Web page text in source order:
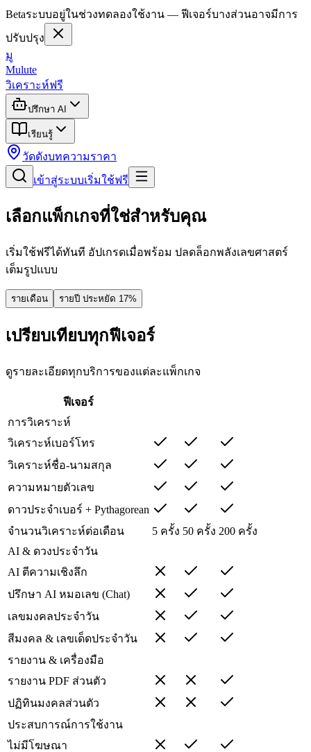
Betaระบบอยู่ในช่วงทดลองใช้งาน — ฟีเจอร์บางส่วนอาจมีการ
ปรับปรุง
มู
Mulute
วิเคราะห์ฟรี
ปรึกษา AI
เรียนรู้
วัดดังบทความราคา
เข้าสู่ระบบเริ่มใช้ฟรี
เลือกแพ็กเกจที่ใช่สำหรับคุณ
เริ่มใช้ฟรีได้ทันที อัปเกรดเมื่อพร้อม ปลดล็อกพลังเลขศาสตร์
เต็มรูปแบบ
รายเดือน รายปี ประหยัด 17%
เปรียบเทียบทุกฟีเจอร์
ดูรายละเอียดทุกบริการของแต่ละแพ็กเกจ
ฟีเจอร์
การวิเคราะห์
วิเคราะห์เบอร์โทร
วิเคราะห์ชื่อ-นามสกุล
ความหมายตัวเลข
ดาวประจำเบอร์ + Pythagorean
จำนวนวิเคราะห์ต่อเดือน
5 ครั้ง 50 ครั้ง 200 ครั้ง
AI & ดวงประจำวัน
AI ตีความเชิงลึก
ปรึกษา AI หมอเลข (Chat)
เลขมงคลประจำวัน
สีมงคล & เลขเด็ดประจำวัน
รายงาน & เครื่องมือ
รายงาน PDF ส่วนตัว
ปฏิทินมงคลส่วนตัว
ประสบการณ์การใช้งาน
ไม่มีโฆษณา